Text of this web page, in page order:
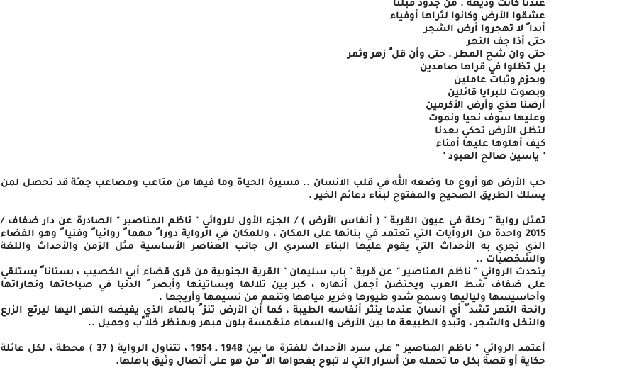
عندنا كانت وديعة . من جدود قبلنا
عشقوا الأرض وكانوا لثراها أوفياء
أبدا ً لا تهجروا أرض الشجر
حتى أذا جف النهر
حتى وان شـح المطر . حتى وأن قل ّ زهر وثمر
بل تظلوا في قراها صامدين
وبحزم وثبات عاملين
وبصوت للبرايا قائلين
أرضنا هذي وأرض الأكرمين
وعليها سوف نحيا ونموت
لتظل الأرض تحكي بعدنا
كيف أهلوها عليها أمناء
" ياسين صالح العبود "
حب الأرض هو أروع ما وضعه الله في قلب الانسان .. مسيرة الحياة وما فيها من متاعب ومصاعب جمـّة قد تحصل لمن
يسلك الطريق الصحيح والمفتوح لبناء دعائم الخير .
تمثل رواية " رحلة في عيون القرية " ( أنفاس الأرض ) / الجزء الأول للروائي " ناظم المناصير " الصادرة عن دار ضفاف /
2015 واحدة من الروايات التي تعتمد في بنائها على المكان ، وللمكان في الرواية دورا ً مهما ً روائيا ً وفنيا ً وهو الفضاء
الذي تجري به الأحداث التي يقوم عليها البناء السردي الى جانب العناصر الأساسية مثل الزمن والأحداث واللغة
والشخصيات ..
يتحدث الروائي " ناظم المناصير " عن قرية " باب سليمان " القرية الجنوبية من قرى قضاء أبي الخصيب ، بستانا ً يستلقي
على ضفاف شط العرب ويحتضن أجمل أنهاره ، كبر بين تلالها وبساتينها وأبصر َ الدنيا في صباحاتها ونهاراتها
وأحاسيسها ولياليها وسمع شدو طيورها وخرير مياهها وتنعم من نسيمها وأريجها .
رائحة النهر تشد ّ أي انسان عندما ينثر أنفاسه الطيبة ، كما أن الأرض تنز ّ بالماء الذي يفيضه النهر اليها ليرتع الزرع
والنخل والشجر ، وتبدو الطبيعة ما بين الأرض والسماء منغمسة بلون مبهر وبمنظر خلا ّب وجميل ..
أعتمد الروائي " ناظم المناصير " على سرد الأحداث للفترة ما بين 1948 ـ 1954 ، تتناول الرواية ( 37 ) محطة ، لكل عائلة
حكاية أو قصة بكل ما تحمله من أسرار التي لا تبوح بفحواها الا ّ من هو على أتصال وثيق باهلها.